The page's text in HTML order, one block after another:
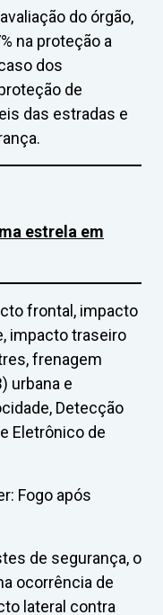
do órgão,
na proteção a
dos
de
das estradas e
estrela em
frontal, impacto
impacto traseiro
frenagem
urbana e
Detecção
Eletrônico de
Fogo após
de segurança, o
ocorrência de
lateral contra